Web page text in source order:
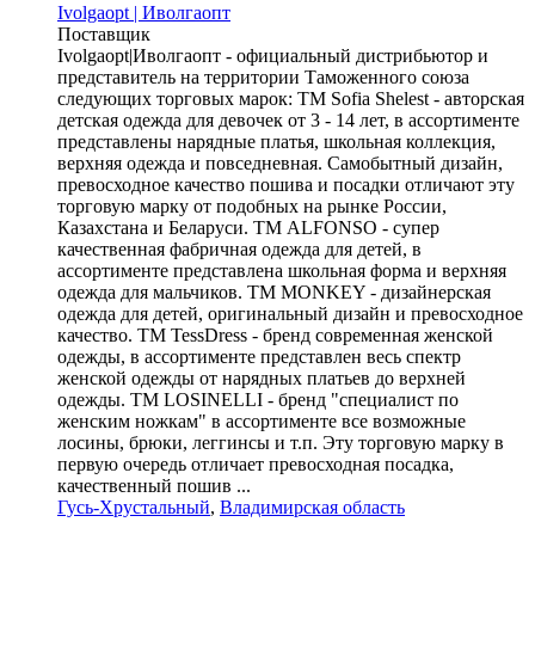
Ivolgaopt | Иволгаопт
Поставщик
Ivolgaopt|Иволгаопт - официальный дистрибьютор и
представитель на территории Таможенного союза
следующих торговых марок: ТМ Sofia Shelest - авторская
детская одежда для девочек от 3 - 14 лет, в ассортименте
представлены нарядные платья, школьная коллекция,
верхняя одежда и повседневная. Самобытный дизайн,
превосходное качество пошива и посадки отличают эту
торговую марку от подобных на рынке России,
Казахстана и Беларуси. ТМ ALFONSO - супер
качественная фабричная одежда для детей, в
ассортименте представлена школьная форма и верхняя
одежда для мальчиков. ТМ MONKEY - дизайнерская
одежда для детей, оригинальный дизайн и превосходное
качество. ТМ TessDress - бренд современная женской
одежды, в ассортименте представлен весь спектр
женской одежды от нарядных платьев до верхней
одежды. ТМ LOSINELLI - бренд "специалист по
женским ножкам" в ассортименте все возможные
лосины, брюки, леггинсы и т.п. Эту торговую марку в
первую очередь отличает превосходная посадка,
качественный пошив ...
Гусь-Хрустальный, Владимирская область